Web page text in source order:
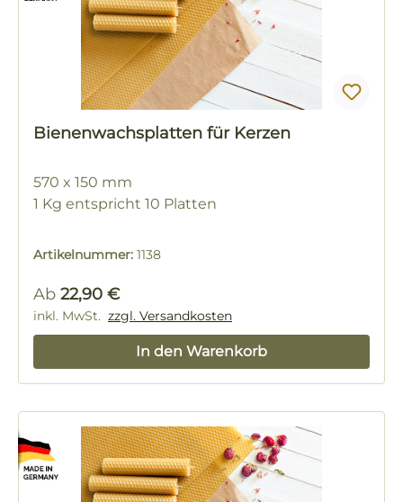
Bienenwachsplatten für Kerzen
570 x 150 mm
1 Kg entspricht 10 Platten
Artikelnummer: 1138
Regulärer Preis:
Ab 22,90 €
inkl. MwSt. zzgl. Versandkosten
In den Warenkorb